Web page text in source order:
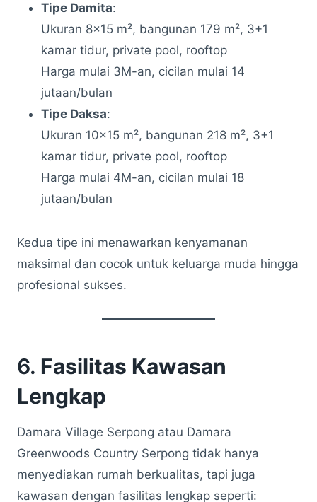
Tipe Damita:
Ukuran 8×15 m², bangunan 179 m², 3+1
kamar tidur, private pool, rooftop
Harga mulai 3M-an, cicilan mulai 14
jutaan/bulan
Tipe Daksa:
Ukuran 10×15 m², bangunan 218 m², 3+1
kamar tidur, private pool, rooftop
Harga mulai 4M-an, cicilan mulai 18
jutaan/bulan
Kedua tipe ini menawarkan kenyamanan
maksimal dan cocok untuk keluarga muda hingga
profesional sukses.
6. Fasilitas Kawasan
Lengkap
Damara Village Serpong atau Damara
Greenwoods Country Serpong tidak hanya
menyediakan rumah berkualitas, tapi juga
kawasan dengan fasilitas lengkap seperti: